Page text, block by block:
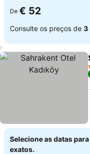
De € 52
Consulte os preços de 3
Selecione as datas
exatos.